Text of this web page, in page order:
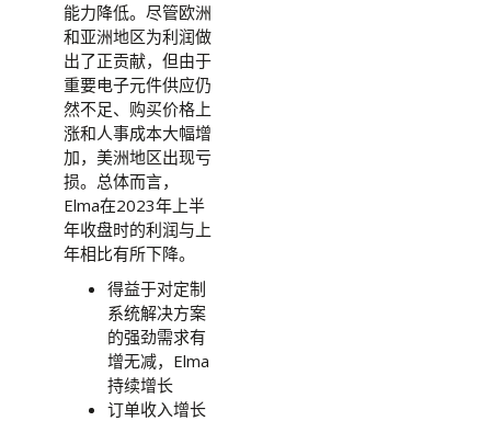
能力降低。尽管欧洲
和亚洲地区为利润做
出了正贡献，但由于
重要电子元件供应仍
然不足、购买价格上
涨和人事成本大幅增
加，美洲地区出现亏
损。总体而言，
Elma在2023年上半
年收盘时的利润与上
年相比有所下降。
得益于对定制
系统解决方案
的强劲需求有
增无减，Elma
持续增长
订单收入增长